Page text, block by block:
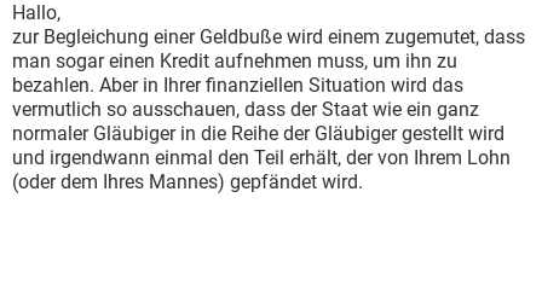
Hallo,
zur Begleichung einer Geldbuße wird einem zugemutet, dass
man sogar einen Kredit aufnehmen muss, um ihn zu
bezahlen. Aber in Ihrer finanziellen Situation wird das
vermutlich so ausschauen, dass der Staat wie ein ganz
normaler Gläubiger in die Reihe der Gläubiger gestellt wird
und irgendwann einmal den Teil erhält, der von Ihrem Lohn
(oder dem Ihres Mannes) gepfändet wird.